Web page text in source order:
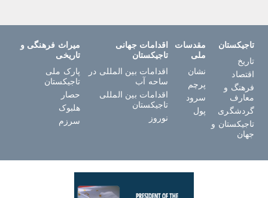
تاجیکستان
تاریخ
اقتصاد
فرهنگ و
معارف
گردشگری
تاجیکستان و
جهان
مقدسات
ملی
نشان
پرچم
سرود
پول
اقدامات جهانی
تاجیکستان
اقدامات بین المللی در
ساحه آب
اقدامات بین المللی
تاجیکستان
نوروز
میراث فرهنگی و
تاریخی
پارک ملی
تاجیکستان
حصار
هلبوک
سرزم